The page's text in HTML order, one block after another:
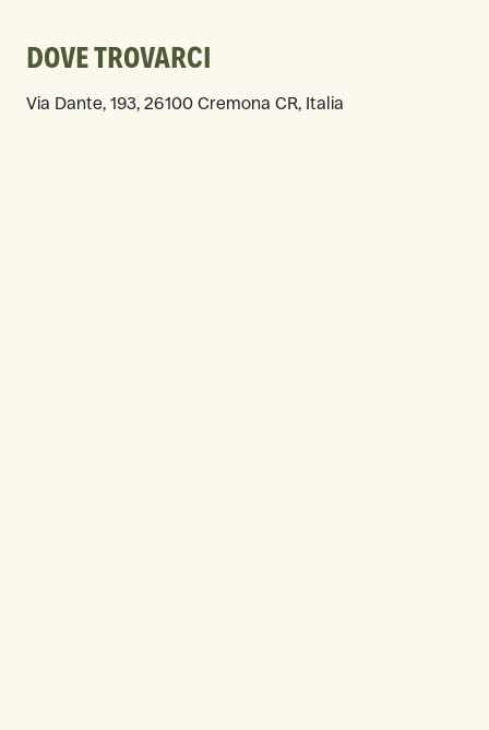
DOVE TROVARCI
Via Dante, 193, 26100 Cremona CR, Italia